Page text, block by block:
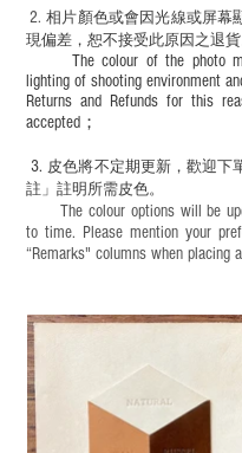
​2.相片顏色或會因光線或屏幕
現偏差，恕不接受此原因之退貨
The colour of the photo
lighting of shooting environment
Returns and Refunds for this
accepted；
3. 皮色將不定期更新，歡迎下
註」註明 所需皮色。
The colour options will be
to time. Please mention your
“Remarks" columns when placing